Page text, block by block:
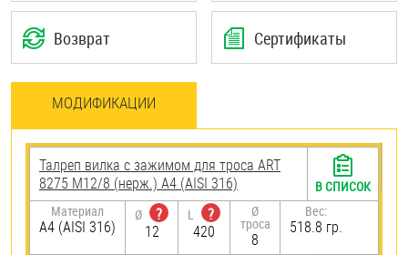
Возврат Сертификаты
МОДИФИКАЦИИ
Талреп вилка с зажимом для троса ART
8275 М12/8 (нерж.) A4 (AISI 316)
Материал
A4 (AISI 316)
Ø
?
12
L
?
420
Ø
троса
8
Вес:
518.8 гр.
В СПИСОК